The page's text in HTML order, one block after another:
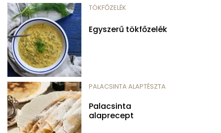
TÖKFŐZELÉK
Egyszerű tökfőzelék
PALACSINTA ALAPTÉSZTA
Palacsinta
alaprecept